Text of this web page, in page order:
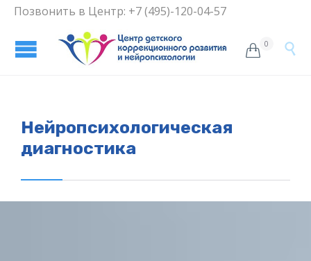
Позвонить в Центр: +7 (495)-120-04-57
 0 
Нейропсихологическая
диагностика